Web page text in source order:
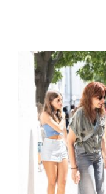
TRANSPARÊNCIA